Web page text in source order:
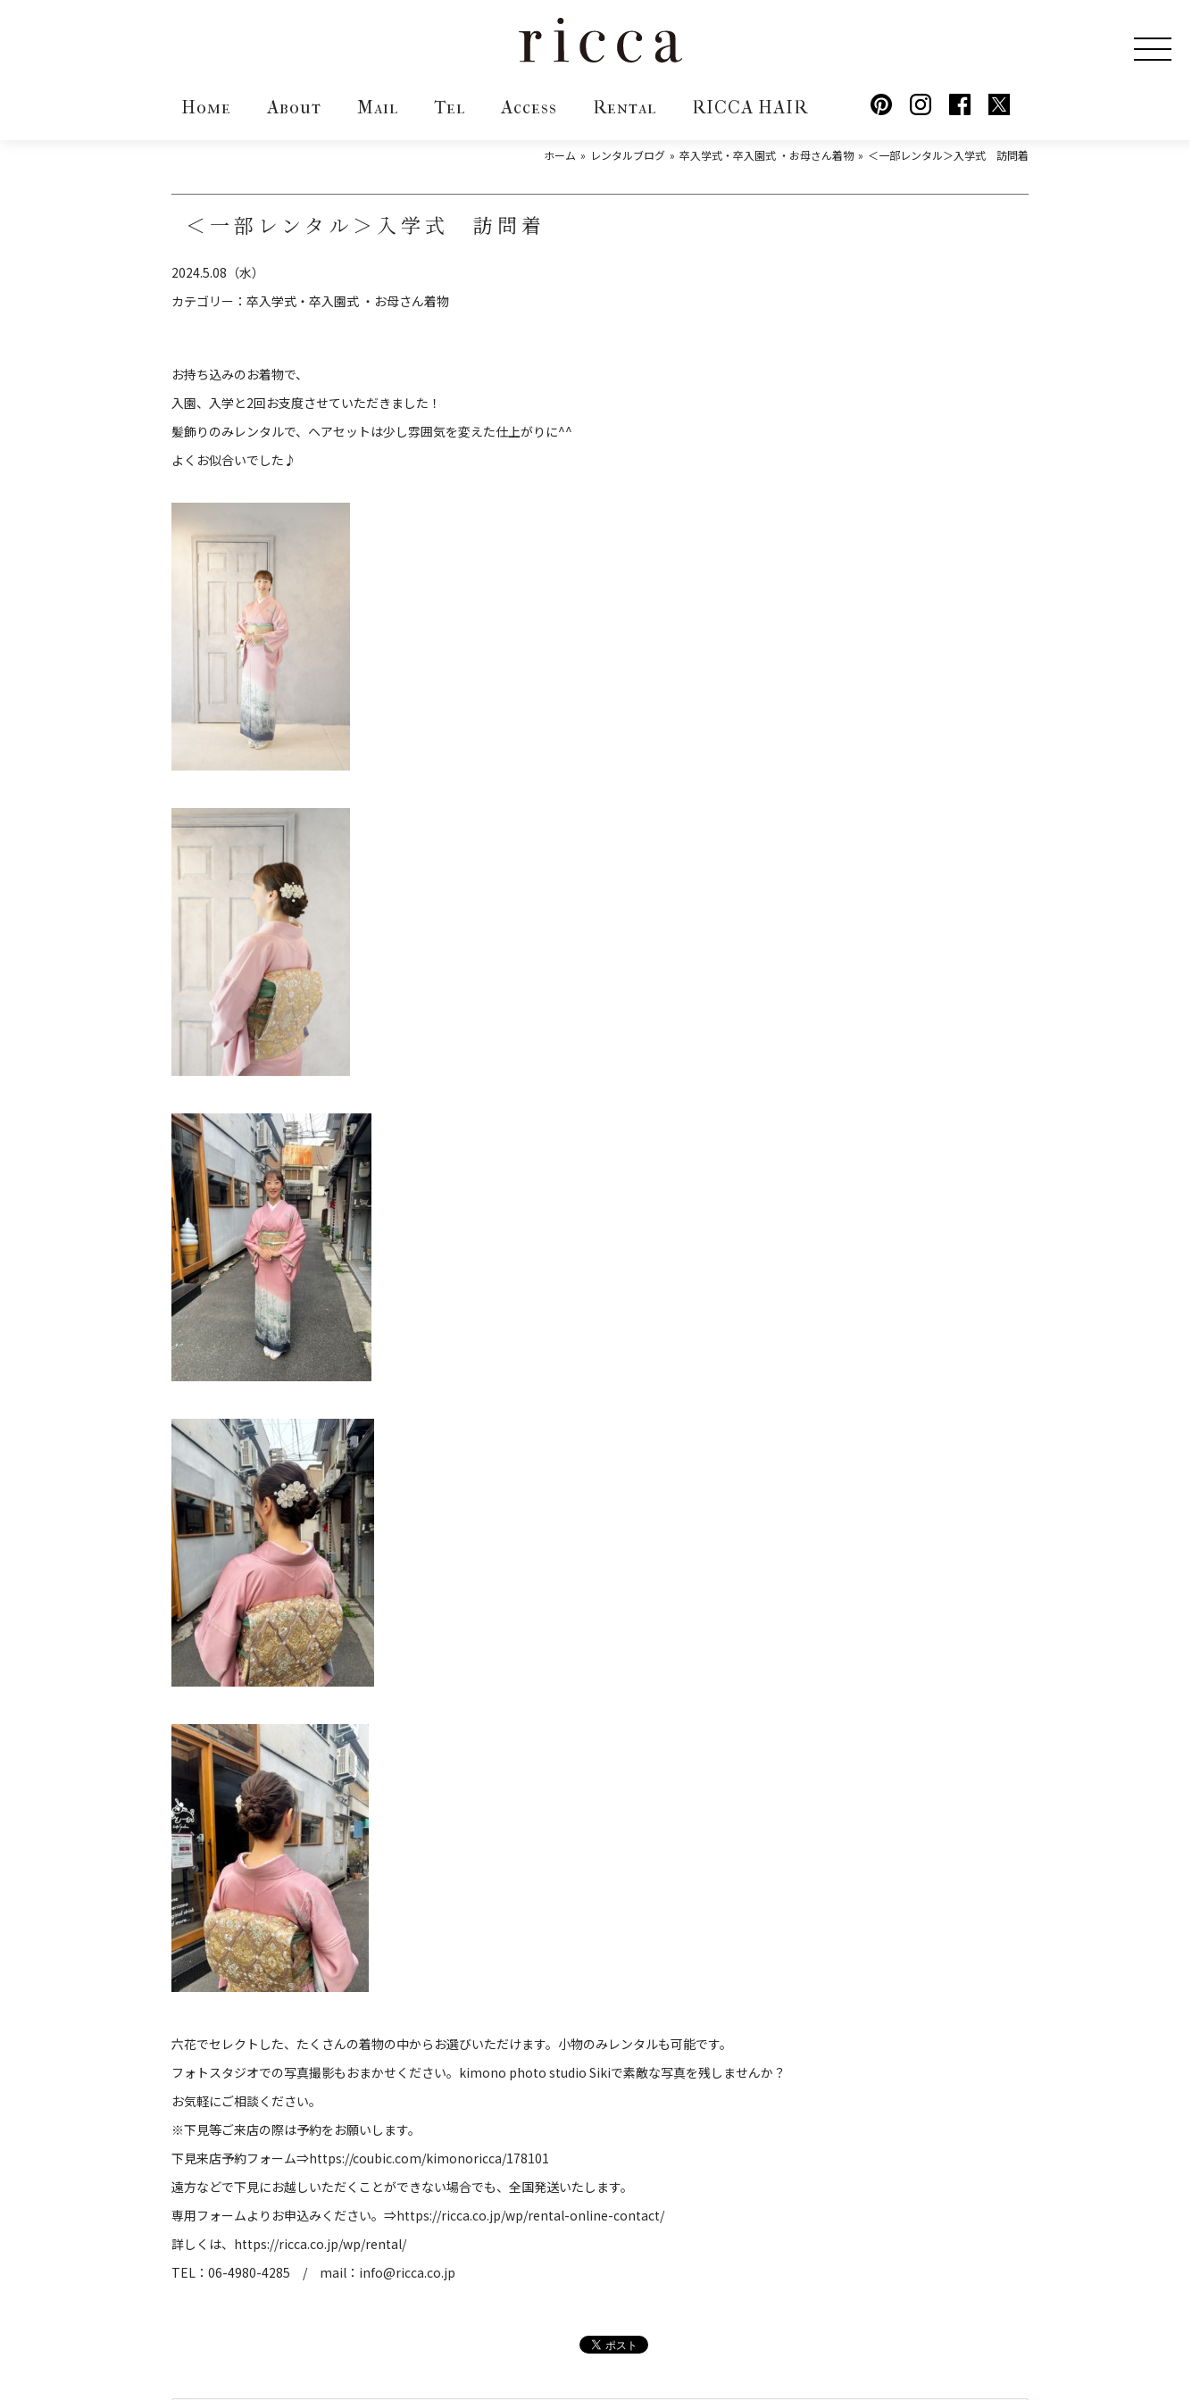
Home About Mail Tel Access Rental RICCA HAIR
ホーム レンタルブログ 卒入学式・卒入園式 ・お母さん着物 ＜一部レンタル＞入学式 訪問着
＜一部レンタル＞入学式 訪問着
2024.5.08（水）
カテゴリー： 卒入学式・卒入園式 ・お母さん着物
お持ち込みのお着物で、
入園、入学と2回お支度させていただきました！
髪飾りのみレンタルで、ヘアセットは少し雰囲気を変えた仕上がりに^^
よくお似合いでした♪
六花でセレクトした、たくさんの着物の中からお選びいただけます。小物のみレンタルも可能です。
フォトスタジオでの写真撮影もおまかせください。 kimono photo studio Sikiで素敵な写真を残しませんか？
お気軽にご相談ください。
※下見等ご来店の際は予約をお願いします。
下見来店予約フォーム⇒https://coubic.com/kimonoricca/178101
遠方などで下見にお越しいただくことができない場合でも、全国発送いたします。
専用フォームよりお申込みください。⇒https://ricca.co.jp/wp/rental-online-contact/
詳しくは、 https://ricca.co.jp/wp/rental/
TEL：06-4980-4285 / mail： info@ricca.co.jp